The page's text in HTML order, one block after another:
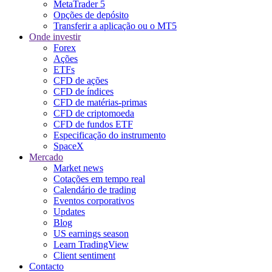
MetaTrader 5
Opções de depósito
Transferir a aplicação ou o MT5
Onde investir
Forex
Ações
ETFs
CFD de ações
CFD de índices
CFD de matérias-primas
CFD de criptomoeda
CFD de fundos ETF
Especificação do instrumento
SpaceX
Mercado
Market news
Cotações em tempo real
Calendário de trading
Eventos corporativos
Updates
Blog
US earnings season
Learn TradingView
Client sentiment
Contacto